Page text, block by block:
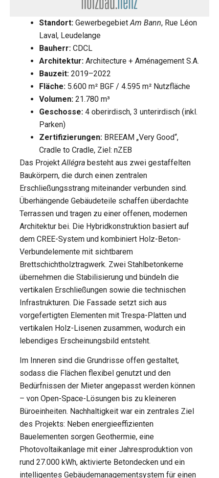
Standort: GewerbegebietAm Bann, Rue Léon
Laval, Leudelange
Bauherr: CDCL
Architektur: Architecture + Aménagement S.A.
Bauzeit: 2019–2022
Fläche: 5.600 m² BGF / 4.595 m² Nutzfläche
Volumen: 21.780 m³
Geschosse: 4 oberirdisch, 3 unterirdisch (inkl.
Parken)
Zertifizierungen: BREEAM „Very Good“,
Cradle to Cradle, Ziel: nZEB
Das ProjektAllégra besteht aus zwei gestaffelten
Baukörpern, die durch einen zentralen
Erschließungsstrang miteinander verbunden sind.
Überhängende Gebäudeteile schaffen überdachte
Terrassen und tragen zu einer offenen, modernen
Architektur bei. Die Hybridkonstruktion basiert auf
dem CREE-System und kombiniert Holz-Beton-
Verbundelemente mit sichtbarem
Brettschichtholztragwerk. Zwei Stahlbetonkerne
übernehmen die Stabilisierung und bündeln die
vertikalen Erschließungen sowie die technischen
Infrastrukturen. Die Fassade setzt sich aus
vorgefertigten Elementen mit Trespa-Platten und
vertikalen Holz-Lisenen zusammen, wodurch ein
lebendiges Erscheinungsbild entsteht.
Im Inneren sind die Grundrisse offen gestaltet,
sodass die Flächen flexibel genutzt und den
Bedürfnissen der Mieter angepasst werden können
– von Open-Space-Lösungen bis zu kleineren
Büroeinheiten. Nachhaltigkeit war ein zentrales Ziel
des Projekts: Neben energieeffizienten
Bauelementen sorgen Geothermie, eine
Photovoltaikanlage mit einer Jahresproduktion von
rund 27.000 kWh, aktivierte Betondecken und ein
intelligentes Gebäudemanagementsystem für einen